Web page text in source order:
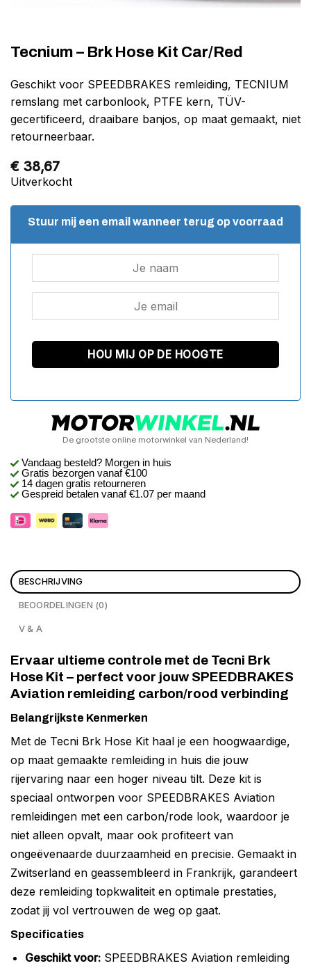
Tecnium – Brk Hose Kit Car/Red
Geschikt voor SPEEDBRAKES remleiding, TECNIUM
remslang met carbonlook, PTFE kern, TÜV-
gecertificeerd, draaibare banjos, op maat gemaakt, niet
retourneerbaar.
€ 38,67
Uitverkocht
Stuur mij een email wanneer terug op voorraad
De grootste online motorwinkel van Nederland!
Vandaag besteld? Morgen in huis
Gratis bezorgen vanaf €100
14 dagen gratis retourneren
Gespreid betalen vanaf €1.07 per maand
BESCHRIJVING
BEOORDELINGEN (0)
V & A
Ervaar ultieme controle met de Tecni Brk
Hose Kit – perfect voor jouw SPEEDBRAKES
Aviation remleiding carbon/rood verbinding
Belangrijkste Kenmerken
Met de Tecni Brk Hose Kit haal je een hoogwaardige,
op maat gemaakte remleiding in huis die jouw
rijervaring naar een hoger niveau tilt. Deze kit is
speciaal ontworpen voor SPEEDBRAKES Aviation
remleidingen met een carbon/rode look, waardoor je
niet alleen opvalt, maar ook profiteert van
ongeëvenaarde duurzaamheid en precisie. Gemaakt in
Zwitserland en geassembleerd in Frankrijk, garandeert
deze remleiding topkwaliteit en optimale prestaties,
zodat jij vol vertrouwen de weg op gaat.
Specificaties
Geschikt voor:SPEEDBRAKES Aviation remleiding